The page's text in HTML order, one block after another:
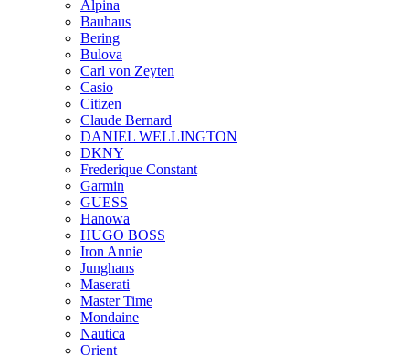
Alpina
Bauhaus
Bering
Bulova
Carl von Zeyten
Casio
Citizen
Claude Bernard
DANIEL WELLINGTON
DKNY
Frederique Constant
Garmin
GUESS
Hanowa
HUGO BOSS
Iron Annie
Junghans
Maserati
Master Time
Mondaine
Nautica
Orient